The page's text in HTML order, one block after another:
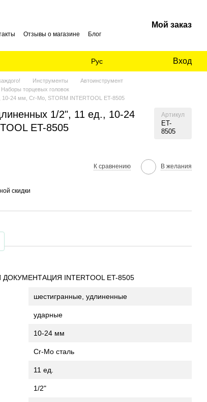
Отзывы о магазине Блог
Мой заказ
Рус Вход
Инструменты
Автоинструмент
Наборы торцевых головок
10-24 мм, Cr-Mo, STORM INTERTOOL ET-8505
1/2", 11 ед., 10-24
ET-8505
Артикул
ET-
8505
К сравнению В желания
скидки
INTERTOOL ET-8505
шестигранные, удлиненные
ударные
10-24 мм
Cr-Mo сталь
11 ед.
1/2"